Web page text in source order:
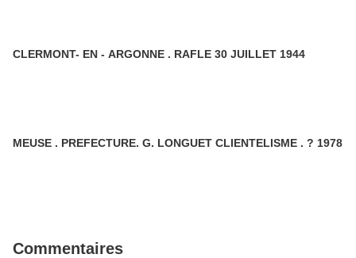
CLERMONT- EN - ARGONNE . RAFLE 30 JUILLET 1944
MEUSE . PREFECTURE. G. LONGUET CLIENTELISME . ? 1978
Commentaires